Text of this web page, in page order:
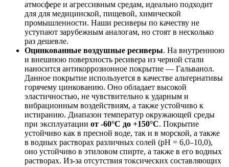
атмосфере и агрессивным средам, идеально подходит
для для медицинской, пищевой, химической
промышленности. Наши ресиверы по качеству не
уступают зарубежным аналогам, но стоят в несколько
раз дешевле.
Оцинкованные воздушные ресиверы. На внутреннюю
и внешнюю поверхность ресивера из черной стали
наносится антикоррозионное покрытие — Гальванол.
Данное покрытие используется в качестве альтернативы
горячему цинкованию. Оно обладает высокой
эластичностью, не чувствительно к ударным и
вибрационным воздействиям, а также устойчиво к
истиранию. Диапазон температур окружающей среды
при эксплуатации от -60°С до +150°С. Покрытие
устойчиво как в пресной воде, так и в морской, а также
в водных растворах различных солей (pH = 6,0–10,0),
оно устойчиво в этиловом спирте, а также в его водных
растворах. Из-за отсутствия токсических составляющих